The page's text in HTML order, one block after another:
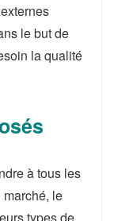
le but de
la qualité
à tous les
marché, le